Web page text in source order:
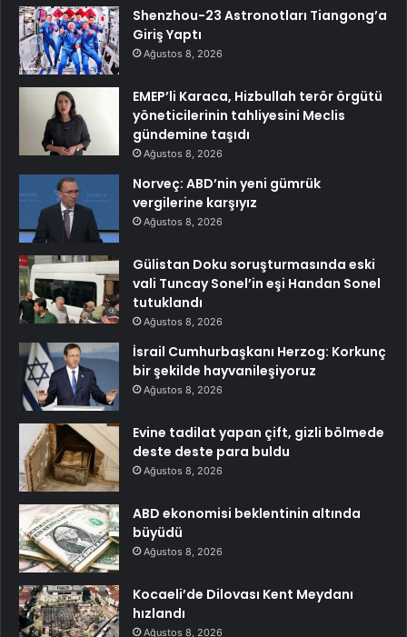
Shenzhou-23 Astronotları Tiangong’a
Giriş Yaptı
Ağustos 8, 2026
EMEP’li Karaca, Hizbullah terör örgütü
yöneticilerinin tahliyesini Meclis
gündemine taşıdı
Ağustos 8, 2026
Norveç: ABD’nin yeni gümrük
vergilerine karşıyız
Ağustos 8, 2026
Gülistan Doku soruşturmasında eski
vali Tuncay Sonel’in eşi Handan Sonel
tutuklandı
Ağustos 8, 2026
İsrail Cumhurbaşkanı Herzog: Korkunç
bir şekilde hayvanileşiyoruz
Ağustos 8, 2026
Evine tadilat yapan çift, gizli bölmede
deste deste para buldu
Ağustos 8, 2026
ABD ekonomisi beklentinin altında
büyüdü
Ağustos 8, 2026
Kocaeli’de Dilovası Kent Meydanı
hızlandı
Ağustos 8, 2026